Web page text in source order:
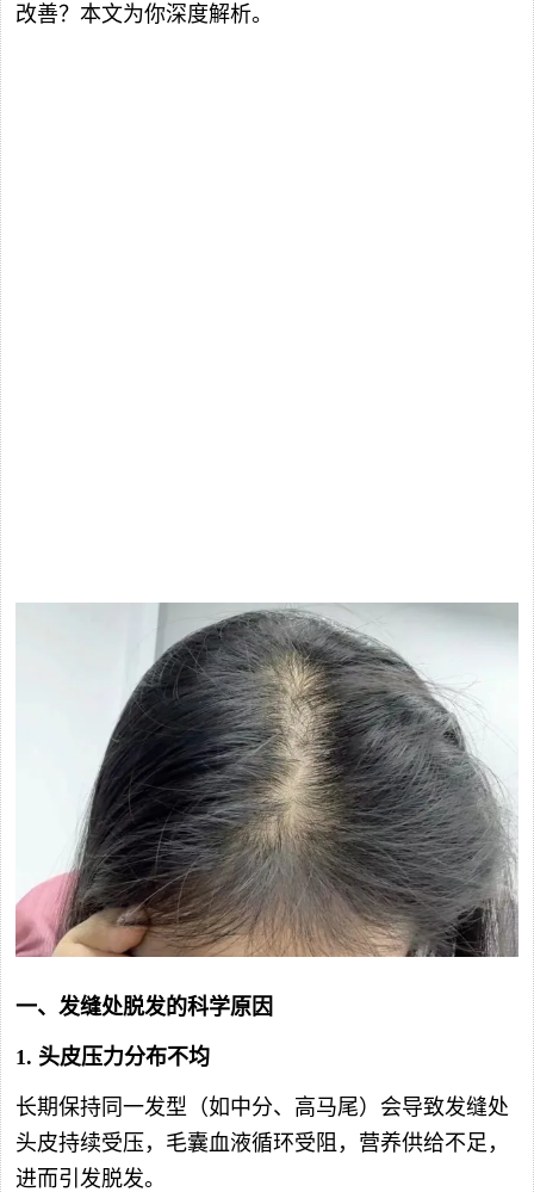
改善？本文为你深度解析。
一、发缝处脱发的科学原因
1. 头皮压力分布不均
长期保持同一发型（如中分、高马尾）会导致发缝处
头皮持续受压，毛囊血液循环受阻，营养供给不足，
进而引发脱发。